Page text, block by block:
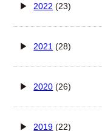
2022 (23)
2021 (28)
2020 (26)
2019 (22)